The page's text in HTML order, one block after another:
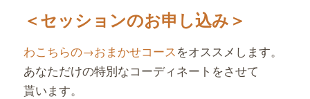
＜セッションのお申し込み＞
わこちらの→おまかせコース をオススメします。
あなただけの特別なコーディネートをさせて
貰います。